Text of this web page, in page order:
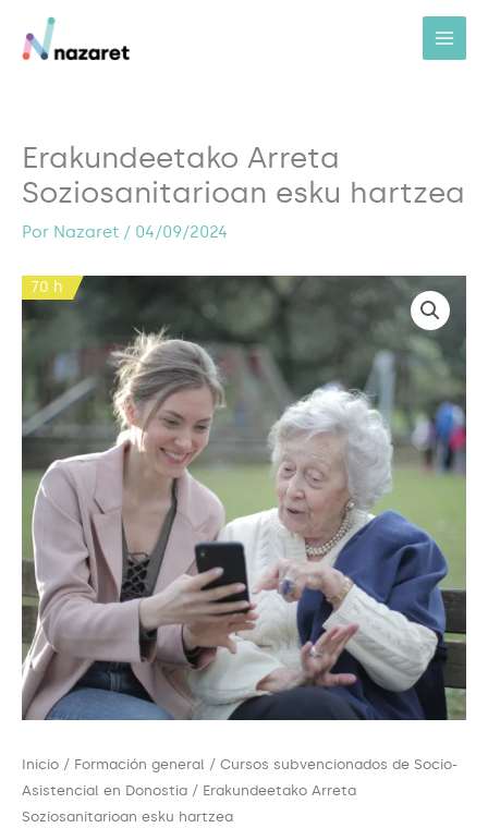
contenido
Erakundeetako Arreta
Soziosanitarioan esku hartzea
Por Nazaret / 04/09/2024
70 h
Inicio / Formación general / Cursos subvencionados de Socio-
Asistencial en Donostia / Erakundeetako Arreta
Soziosanitarioan esku hartzea